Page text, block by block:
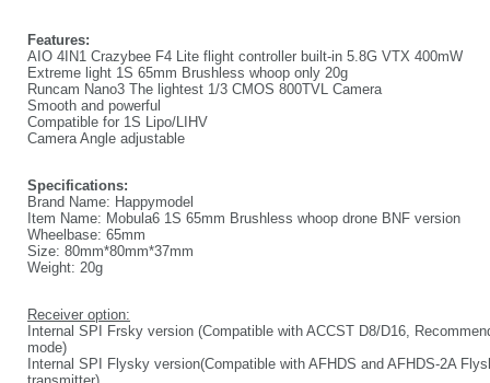
Features:
AIO 4IN1 Crazybee F4 Lite flight controller built-in 5.8G VTX 400mW
Extreme light 1S 65mm Brushless whoop only 20g
Runcam Nano3 The lightest 1/3 CMOS 800TVL Camera
Smooth and powerful
Compatible for 1S Lipo/LIHV
Camera Angle adjustable
Specifications:
Brand Name: Happymodel
Item Name: Mobula6 1S 65mm Brushless whoop drone BNF version
Wheelbase: 65mm
Size: 80mm*80mm*37mm
Weight: 20g
Receiver option:
Internal SPI Frsky version (Compatible with ACCST D8/D16,
mode)
Internal SPI Flysky version(Compatible with AFHDS and AFHDS-2A